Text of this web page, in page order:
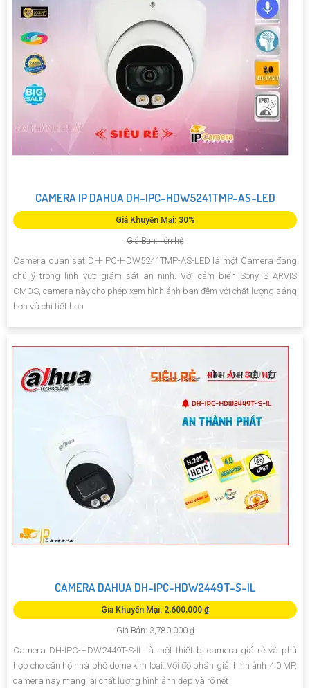
CAMERA IP DAHUA DH-IPC-HDW5241TMP-AS-LED
Giá Khuyến Mại: 30%
Giá Bán: liên hệ
Camera quan sát DH-IPC-HDW5241TMP-AS-LED là một Camera đáng
chú ý trong lĩnh vực giám sát an ninh. Với cảm biến Sony STARVIS
CMOS, camera này cho phép xem hình ảnh ban đêm với chất lượng sáng
hơn và chi tiết hơn
CAMERA DAHUA DH-IPC-HDW2449T-S-IL
Giá Khuyến Mại: 2,600,000 ₫
Giá Bán: 3,780,000 ₫
Camera DH-IPC-HDW2449T-S-IL là một thiết bị camera giá rẻ và phù
hợp cho căn hộ nhà phố dome kim loại. Với độ phân giải hình ảnh 4.0 MP,
camera này mang lại chất lượng hình ảnh đẹp và rõ nét